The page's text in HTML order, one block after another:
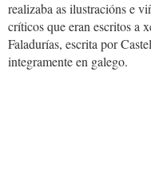
realizaba as ilustracións e
críticos que eran escritos a
Faladurías, escrita por
integramente en galego.